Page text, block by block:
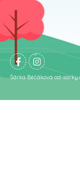
Šárka Běčáková od-